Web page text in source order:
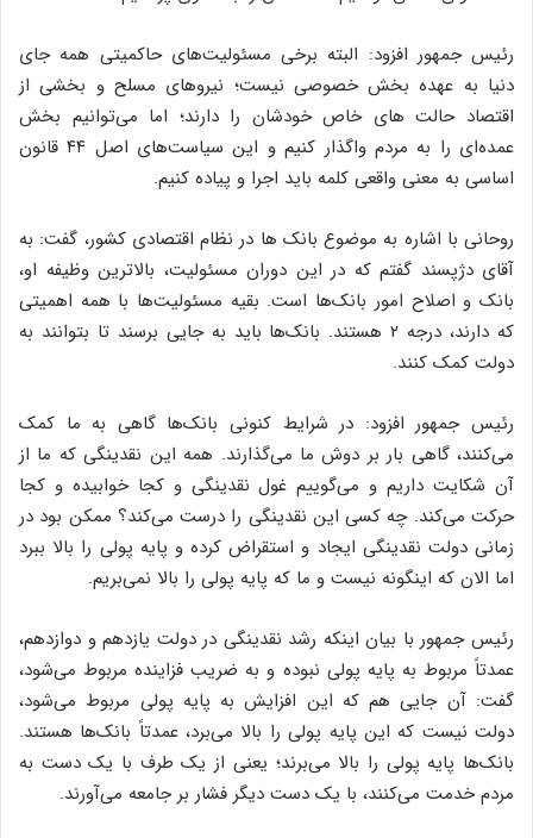
رئیس جمهور افزود: البته برخی مسئولیت‌های حاکمیتی همه جای
دنیا به عهده بخش خصوصی نیست؛ نیروهای مسلح و بخشی از
اقتصاد حالت های خاص خودشان را دارند؛ اما می‌توانیم بخش
عمده‌ای را به مردم واگذار کنیم و این سیاست‌های اصل ۴۴ قانون
اساسی به معنی واقعی کلمه باید اجرا و پیاده کنیم.
روحانی با اشاره به موضوع بانک ها در نظام اقتصادی کشور، گفت: به
آقای دژپسند گفتم که در این دوران مسئولیت، بالاترین وظیفه او،
بانک و اصلاح امور بانک‌ها است. بقیه مسئولیت‌ها با همه اهمیتی
که دارند، درجه ۲ هستند. بانک‌ها باید به جایی برسند تا بتوانند به
دولت کمک کنند.
رئیس جمهور افزود: در شرایط کنونی بانک‌ها گاهی به ما کمک
می‌کنند، گاهی بار بر دوش ما می‌گذارند. همه این نقدینگی که ما از
آن شکایت داریم و می‌گوییم غول نقدینگی و کجا خوابیده و کجا
حرکت می‌کند. چه کسی این نقدینگی را درست می‌کند؟ ممکن بود در
زمانی دولت نقدینگی ایجاد و استقراض کرده و پایه پولی را بالا ببرد
اما الان که اینگونه نیست و ما که پایه پولی را بالا نمی‌بریم.
رئیس جمهور با بیان اینکه رشد نقدینگی در دولت یازدهم و دوازدهم،
عمدتاً مربوط به پایه پولی نبوده و به ضریب فزاینده مربوط می‌شود،
گفت: آن جایی هم که این افزایش به پایه پولی مربوط می‌شود،
دولت نیست که این پایه پولی را بالا می‌برد، عمدتاً بانک‌ها هستند.
بانک‌ها پایه پولی را بالا می‌برند؛ یعنی از یک طرف با یک دست به
مردم خدمت می‌کنند، با یک دست دیگر فشار بر جامعه می‌آورند.